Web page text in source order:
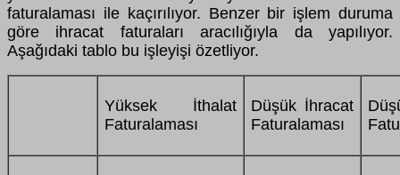
faturalaması ile kaçırılıyor. Benzer bir işlem duruma
göre ihracat faturaları aracılığıyla da yapılıyor.
Aşağıdaki tablo bu işleyişi özetliyor.
Yüksek İthalat
Faturalaması
Düşük İhracat
Faturalaması